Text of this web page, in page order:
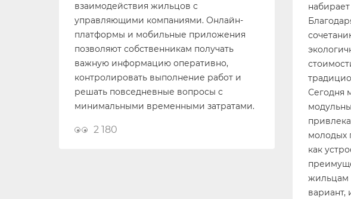
взаимодействия жильцов с
управляющими компаниями. Онлайн-
платформы и мобильные приложения
позволяют собственникам получать
важную информацию оперативно,
контролировать выполнение работ и
решать повседневные вопросы с
минимальными временными затратами.
2 180
Сегодня
молодых
как
жильцам
вариант,